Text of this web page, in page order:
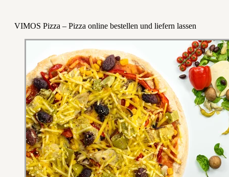
VIMOS Pizza – Pizza online bestellen und liefern lassen